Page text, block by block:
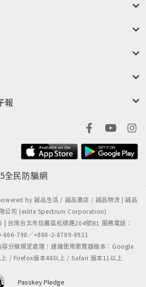
報
全民防騙網
by 誠品生活 / 誠品書店 / 誠品物流 | 誠品
公司 (eslite Spectrum Corporation)
台灣台北市信義區松德路204號B1 服務電話：
666-798／+886-2-8789-8921
分級規定處理｜建議使用瀏覽器版本：Google
/ Firefox版本48以上 / Safari 版本11以上
Passkey Pledge